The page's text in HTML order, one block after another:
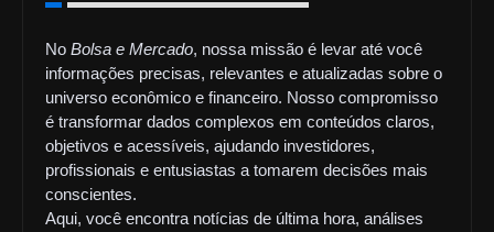
No Bolsa e Mercado, nossa missão é levar até você
informações precisas, relevantes e atualizadas sobre o
universo econômico e financeiro. Nosso compromisso
é transformar dados complexos em conteúdos claros,
objetivos e acessíveis, ajudando investidores,
profissionais e entusiastas a tomarem decisões mais
conscientes.
Aqui, você encontra notícias de última hora, análises